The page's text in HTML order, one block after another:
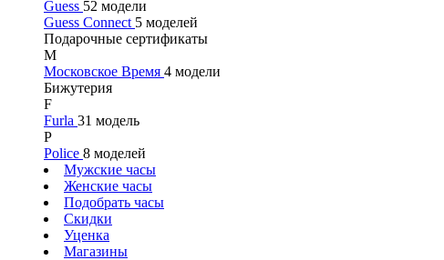
Guess 52 модели
Guess Connect 5 моделей
Подарочные сертификаты
М
Московское Время 4 модели
Бижутерия
F
Furla 31 модель
P
Police 8 моделей
Мужские часы
Женские часы
Подобрать часы
Скидки
Уценка
Магазины